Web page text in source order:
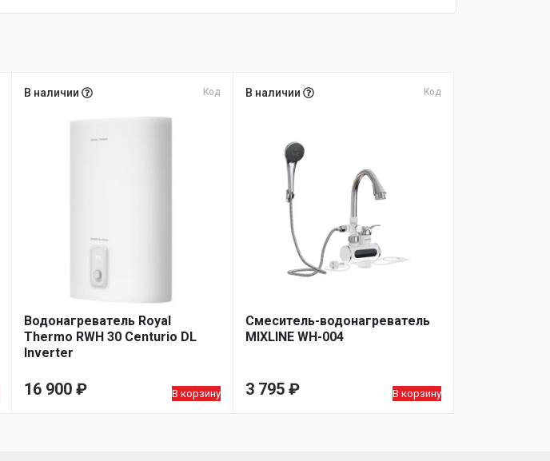
В наличии Код
Водонагреватель Royal
Thermo RWH 30 Centurio DL
Inverter
16 900 ₽ В корзину
В наличии Код
Смеситель-водонагреватель
MIXLINE WH-004
3 795 ₽ В корзину